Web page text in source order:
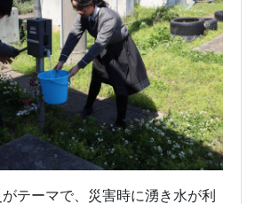
テーマで、災害時に湧き水が利